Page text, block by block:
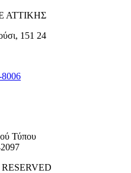
ΑΤΤΙΚΗΣ
151 24
Τύπου